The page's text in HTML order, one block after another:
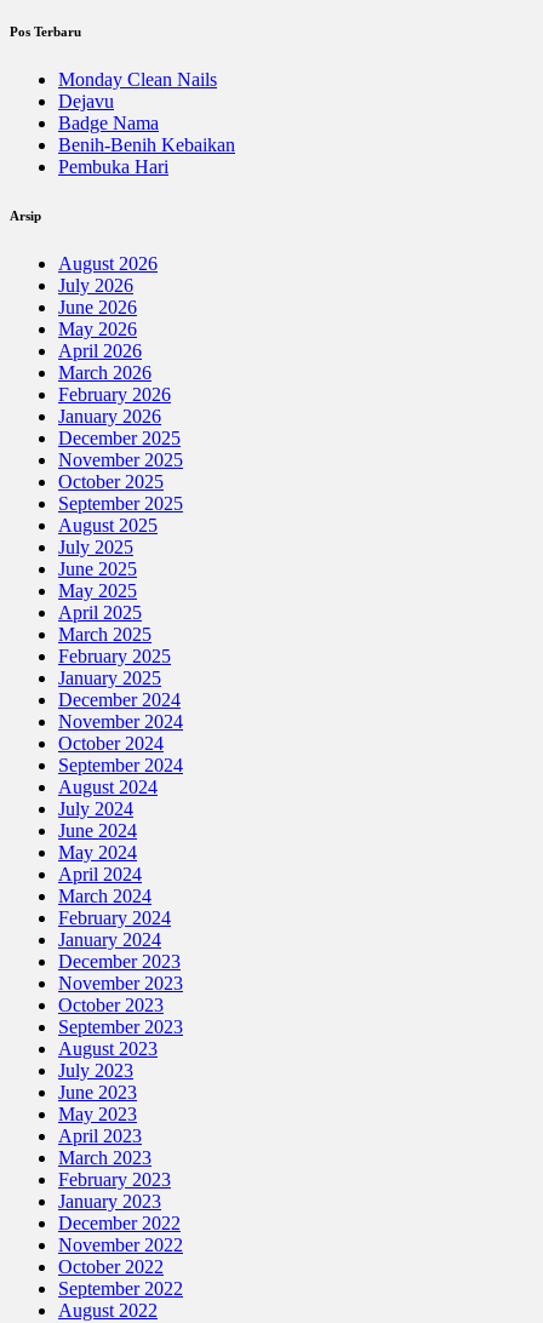
Pos Terbaru
Monday Clean Nails
Dejavu
Badge Nama
Benih-Benih Kebaikan
Pembuka Hari
Arsip
August 2026
July 2026
June 2026
May 2026
April 2026
March 2026
February 2026
January 2026
December 2025
November 2025
October 2025
September 2025
August 2025
July 2025
June 2025
May 2025
April 2025
March 2025
February 2025
January 2025
December 2024
November 2024
October 2024
September 2024
August 2024
July 2024
June 2024
May 2024
April 2024
March 2024
February 2024
January 2024
December 2023
November 2023
October 2023
September 2023
August 2023
July 2023
June 2023
May 2023
April 2023
March 2023
February 2023
January 2023
December 2022
November 2022
October 2022
September 2022
August 2022